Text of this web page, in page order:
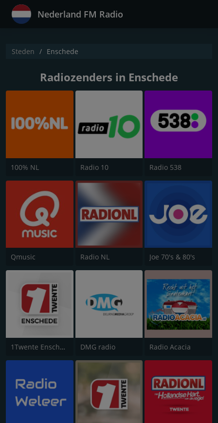
Nederland FM Radio
Steden Enschede
Radiozenders in Enschede
100% NL Radio 10 Radio 538
Qmusic Radio NL Joe 70's & 80's
1Twente Enschede DMG radio Radio Acacia